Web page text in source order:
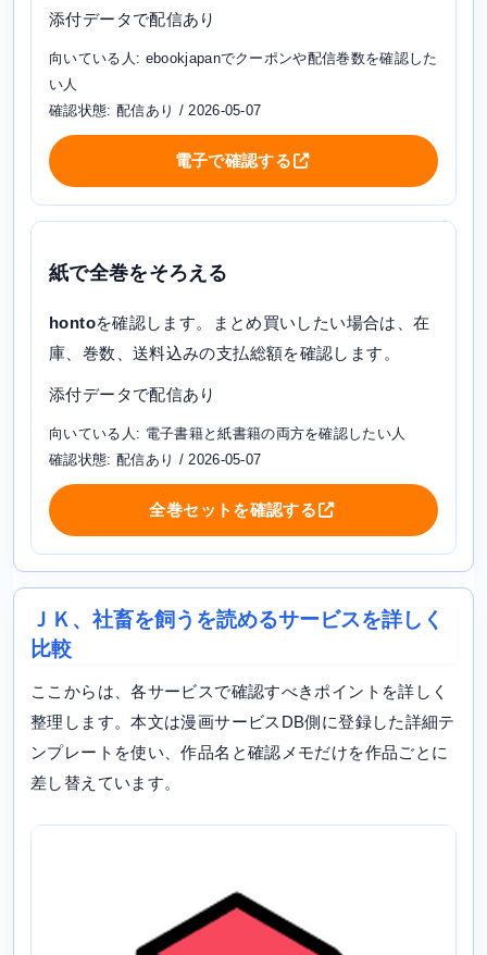
添付データで配信あり
向いている人: ebookjapanでクーポンや配信巻数を確認した
い人
確認状態: 配信あり / 2026-05-07
電子で確認する
紙で全巻をそろえる
hontoを確認します。まとめ買いしたい場合は、在
庫、巻数、送料込みの支払総額を確認します。
添付データで配信あり
向いている人: 電子書籍と紙書籍の両方を確認したい人
確認状態: 配信あり / 2026-05-07
全巻セットを確認する
ＪＫ、社畜を飼うを読めるサービスを詳しく
比較
ここからは、各サービスで確認すべきポイントを詳しく
整理します。本文は漫画サービスDB側に登録した詳細テ
ンプレートを使い、作品名と確認メモだけを作品ごとに
差し替えています。